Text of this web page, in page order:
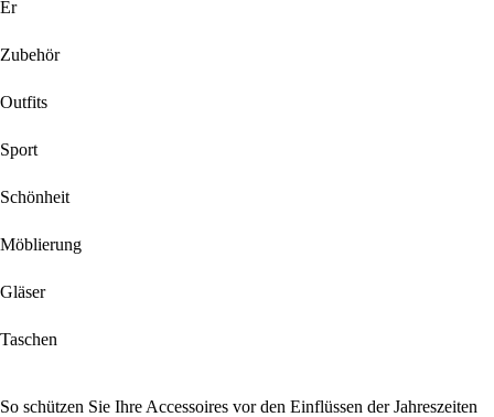
Er
Zubehör
Outfits
Sport
Schönheit
Möblierung
Gläser
Taschen
So schützen Sie Ihre Accessoires vor den Einflüssen der Jahreszeiten